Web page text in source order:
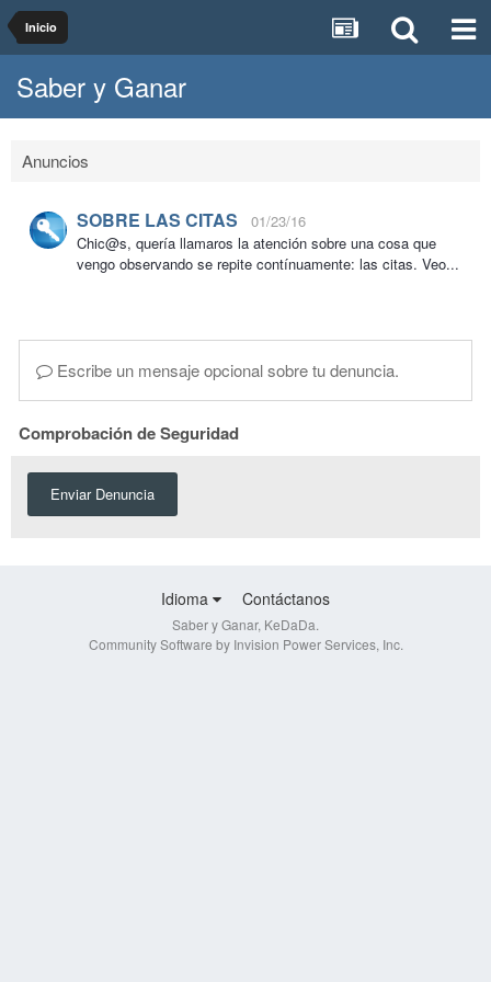
Inicio
Saber y Ganar
Anuncios
SOBRE LAS CITAS
01/23/16
Chic@s, quería llamaros la atención sobre una cosa que
vengo observando se repite contínuamente: las citas. Veo...
Escribe un mensaje opcional sobre tu denuncia.
Comprobación de Seguridad
Enviar Denuncia
Idioma Contáctanos
Saber y Ganar, KeDaDa.
Community Software by Invision Power Services, Inc.